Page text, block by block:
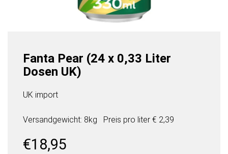
Fanta Pear (24 x 0,33 Liter
Dosen UK)
UK import
Versandgewicht: 8kg Preis pro liter € 2,39
€18,95